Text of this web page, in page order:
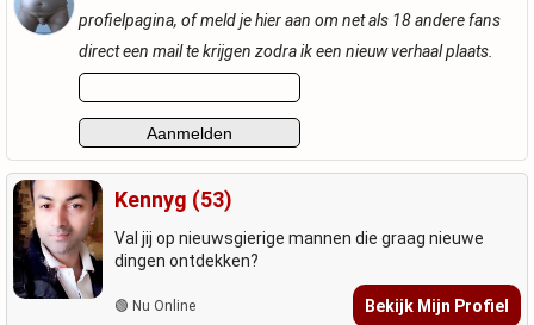
profielpagina, of meld je hier aan om net als 18 andere fans
direct een mail te krijgen zodra ik een nieuw verhaal plaats.
Kennyg (53)
Val jij op nieuwsgierige mannen die graag nieuwe
dingen ontdekken?
🟢 Nu Online Bekijk Mijn Profiel